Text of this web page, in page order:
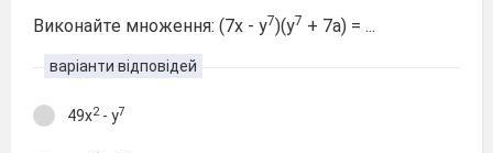
Виконайте множення: (7х - у7)(у7 + 7а) = ...
варіанти відповідей
49х2- у7